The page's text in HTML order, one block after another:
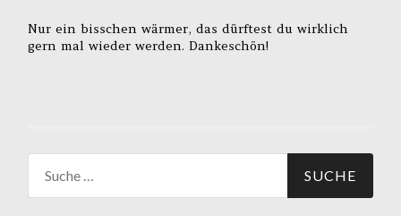
Nur ein bisschen wärmer, das dürftest du wirklich
gern mal wieder werden. Dankeschön!
nach: